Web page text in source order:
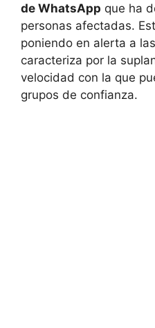
de WhatsApp que ha
personas afectadas.
poniendo en alerta a
caracteriza por la
velocidad con la que
grupos de confianza.